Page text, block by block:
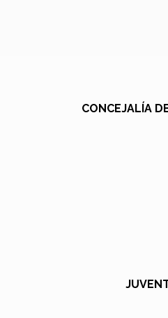
CONCEJALÍA